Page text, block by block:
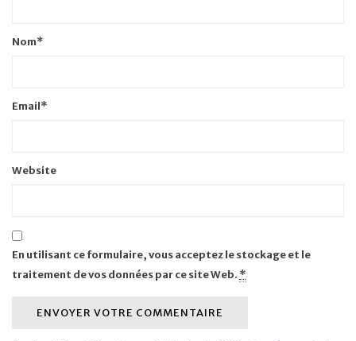
Nom*
Email*
Website
En utilisant ce formulaire, vous acceptez le stockage et le
traitement de vos données par ce site Web. *